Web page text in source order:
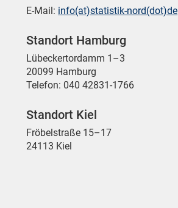
E-Mail: info(at)statistik-nord(dot)de
Standort Hamburg
Lübeckertordamm 1–3
20099 Hamburg
Telefon: 040 42831-1766
Standort Kiel
Fröbelstraße 15–17
24113 Kiel